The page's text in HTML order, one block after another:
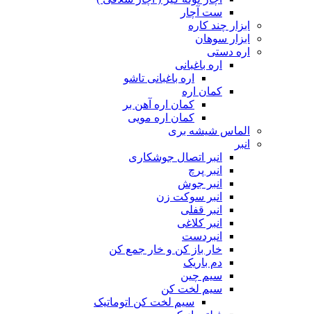
ست آچار
ابزار چند کاره
ابزار سوهان
اره دستی
اره باغبانی
اره باغبانی تاشو
کمان اره
کمان اره آهن بر
کمان اره مویی
الماس شیشه بری
انبر
انبر اتصال جوشکاری
انبر پرچ
انبر جوش
انبر سوکت زن
انبر قفلی
انبر کلاغی
انبردست
خار باز کن و خار جمع کن
دم باریک
سیم چین
سیم لخت کن
سیم لخت کن اتوماتیک